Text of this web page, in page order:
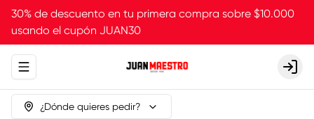
30% de descuento en tu primera compra sobre $10.000
usando el cupón JUAN30
Abrir menu de navegación Login
¿Dónde quieres pedir?